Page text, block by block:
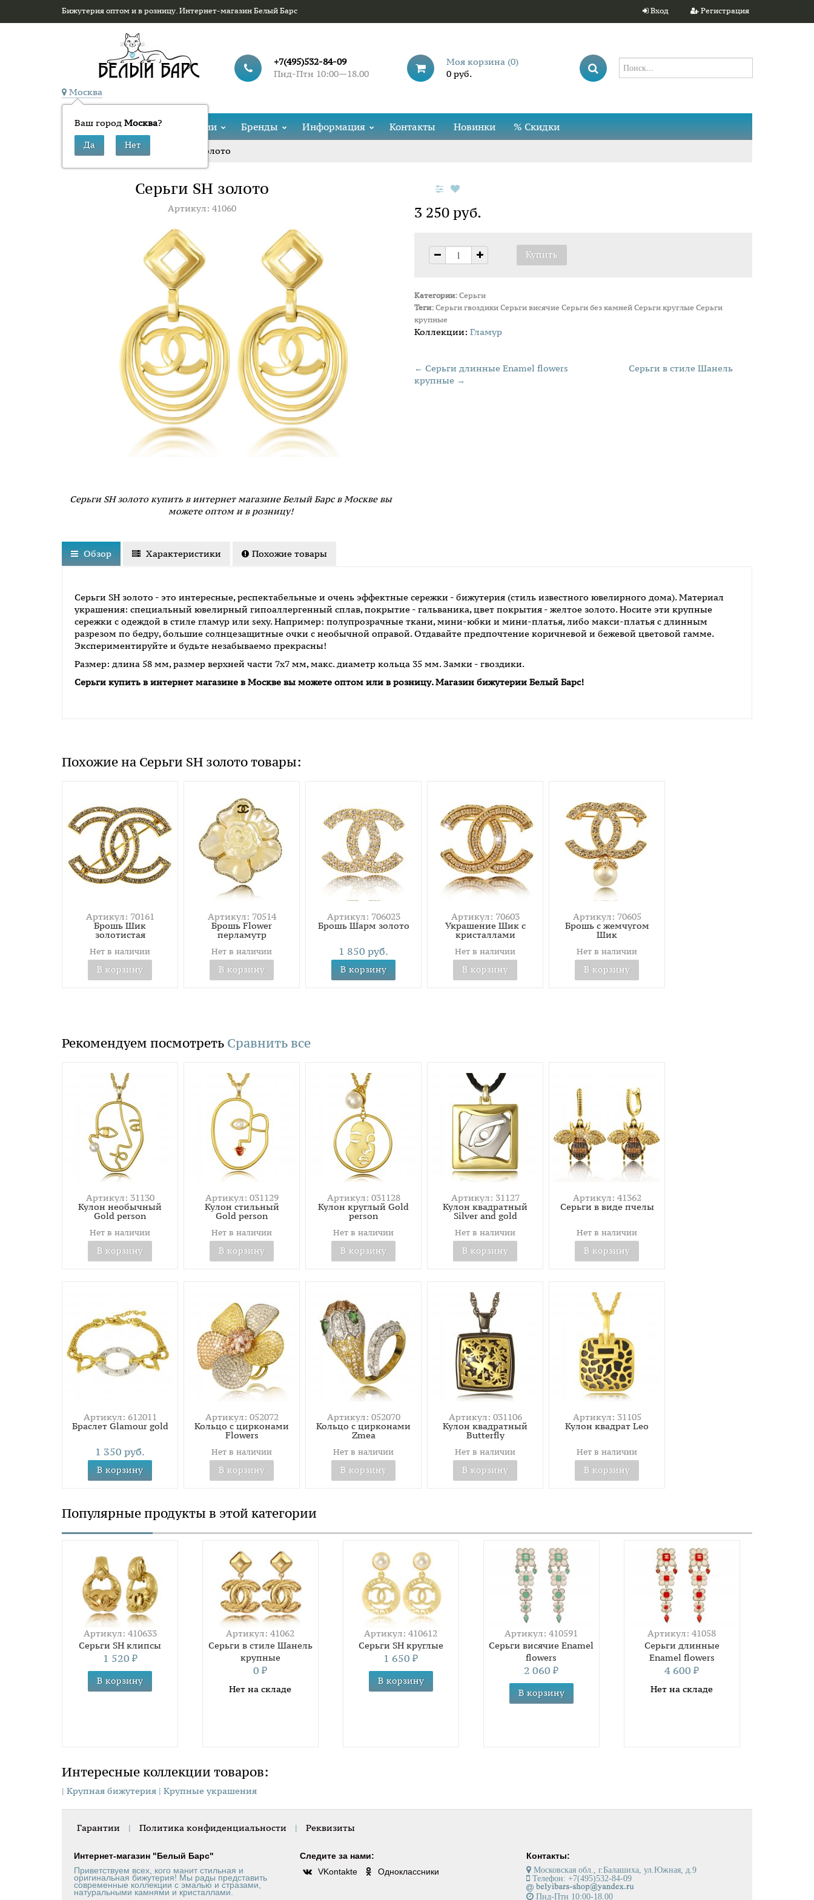
Бижутерия оптом и в розницу. Интернет-магазин Белый Барс Вход Регистрация
Москва
Ваш город Москва?
+7(495)532-84-09
Пнд-Птн 10:00—18.00
Моя корзина (0)
0 руб.
Каталог Коллекции Бренды Информация Контакты Новинки % Скидки
Главная Серьги Серьги SH золото
Серьги SH золото
Артикул: 41060
Серьги SH золото купить в интернет магазине Белый Барс в Москве вы
можете оптом и в розницу!
3 250 руб.
Категории:Серьги
Теги:Серьги гвоздики Серьги висячие Серьги без камней Серьги круглые Серьги
крупные
Коллекции:Гламур
← Серьги длинные Enamel flowers
Серьги в стиле Шанель
крупные →
Обзор Характеристики Похожие товары
Серьги SH золото - это интересные, респектабельные и очень эффектные сережки - бижутерия (стиль известного ювелирного дома). Материал
украшения: специальный ювелирный гипоаллергенный сплав, покрытие - гальваника, цвет покрытия - желтое золото. Носите эти крупные
сережки с одеждой в стиле гламур или sexy. Например: полупрозрачные ткани, мини-юбки и мини-платья, либо макси-платья с длинным
разрезом по бедру, большие солнцезащитные очки с необычной оправой. Отдавайте предпочтение коричневой и бежевой цветовой гамме.
Экспериментируйте и будьте незабываемо прекрасны!
Размер: длина 58 мм, размер верхней части 7х7 мм, макс. диаметр кольца 35 мм. Замки - гвоздики.
Серьги купить в интернет магазине в Москве вы можете оптом или в розницу. Магазин бижутерии Белый Барс!
Похожие на Серьги SH золото товары:
Артикул: 70161
Брошь Шик
золотистая
Нет в наличии
В корзину
Артикул: 70514
Брошь Flower
перламутр
Нет в наличии
В корзину
Артикул: 706023
Брошь Шарм золото
1 850 руб.
В корзину
Артикул: 70603
Украшение Шик с
кристаллами
Нет в наличии
В корзину
Артикул: 70605
Брошь с жемчугом
Шик
Нет в наличии
В корзину
Рекомендуем посмотреть Сравнить все
Артикул: 31130
Кулон необычный
Gold person
Нет в наличии
В корзину
Артикул: 031129
Кулон стильный
Gold person
Нет в наличии
В корзину
Артикул: 031128
Кулон круглый Gold
person
Нет в наличии
В корзину
Артикул: 31127
Кулон квадратный
Silver and gold
Нет в наличии
В корзину
Артикул: 41362
Серьги в виде пчелы
Нет в наличии
В корзину
Артикул: 612011
Браслет Glamour gold
1 350 руб.
В корзину
Артикул: 052072
Кольцо с цирконами
Flowers
Нет в наличии
В корзину
Артикул: 052070
Кольцо c цирконами
Zmea
Нет в наличии
В корзину
Артикул: 031106
Кулон квадратный
Butterfly
Нет в наличии
В корзину
Артикул: 31105
Кулон квадрат Leo
Нет в наличии
В корзину
Популярные продукты в этой категории
Артикул: 410633
Серьги SH клипсы
1 520 ₽
Артикул: 41062
Серьги в стиле Шанель
крупные
0₽
Нет на складе
Артикул: 410612
Серьги SH круглые
1 650₽
Артикул: 410591
Серьги висячие Enamel
flowers
2 060₽
Артикул: 41058
Серьги длинные
Enamel flowers
4 600₽
Нет на складе
Интересные коллекции товаров:
| Крупная бижутерия | Крупные украшения
Гарантии | Политика конфиденциальности | Реквизиты
Интернет-магазин "Белый Барс"
Приветствуем всех, кого манит стильная и
оригинальная бижутерия! Мы рады представить
современные коллекции с эмалью и стразами,
натуральными камнями и кристаллами.
Следите за нами:
VKontakte
Одноклассники
Контакты:
Московская обл., г.Балашиха, ул.Южная, д.9
Телефон: +7(495)532-84-09
Пнд-Птн 10:00-18.00